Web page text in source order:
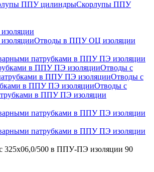
ППУ цилиндрыСкорлупы ППУ
Отводы в ППУ ОЦ изоляции
патрубками в ППУ ПЭ изоляции
в ППУ ПЭ изоляцииОтводы с
в ППУ ПЭ изоляцииОтводы с
в ППУ ПЭ изоляцииОтводы с
в ППУ ПЭ изоляции
патрубками в ППУ ПЭ изоляции
патрубками в ППУ ПЭ изоляции
325х06,0/500 в ППУ-ПЭ изоляции 90